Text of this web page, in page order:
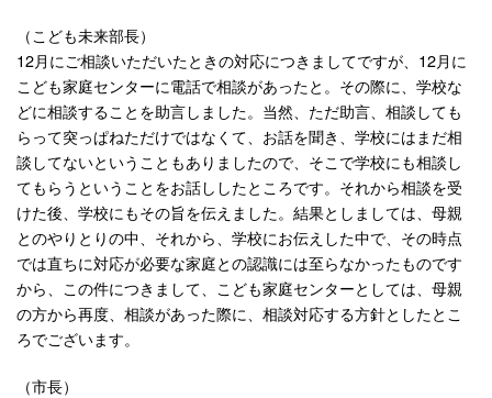
（こども未来部長）
12月にご相談いただいたときの対応につきましてですが、12月に
こども家庭センターに電話で相談があったと。その際に、学校な
どに相談することを助言しました。当然、ただ助言、相談しても
らって突っぱねただけではなくて、お話を聞き、学校にはまだ相
談してないということもありましたので、そこで学校にも相談し
てもらうということをお話ししたところです。それから相談を受
けた後、学校にもその旨を伝えました。結果としましては、母親
とのやりとりの中、それから、学校にお伝えした中で、その時点
では直ちに対応が必要な家庭との認識には至らなかったものです
から、この件につきまして、こども家庭センターとしては、母親
の方から再度、相談があった際に、相談対応する方針としたとこ
ろでございます。
（市長）